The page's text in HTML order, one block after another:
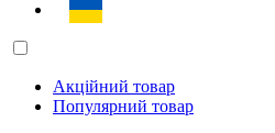
Акційний товар
Популярний товар